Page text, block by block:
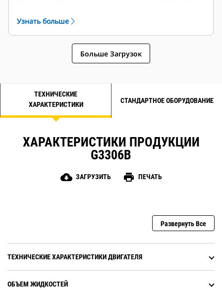
охлаждающей жидкостью, показатели
производительности, монтажные чертежи,
технические характеристики и кривые насосных
Узнать больше
Больше Загрузок
ТЕХНИЧЕСКИЕ
ХАРАКТЕРИСТИКИ
СТАНДАРТНОЕ ОБОРУДОВАНИЕ
ХАРАКТЕРИСТИКИ ПРОДУКЦИИ
G3306B
cloud_download ЗАГРУЗИТЬ print ПЕЧАТЬ
Развернуть Все
ТЕХНИЧЕСКИЕ ХАРАКТЕРИСТИКИ ДВИГАТЕЛЯ
ОБЪЕМ ЖИДКОСТЕЙ